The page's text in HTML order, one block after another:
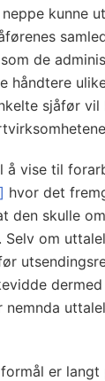
kunne
de
håndtere
sjåfør vil
å vise til
hvor det
den skulle
om
er langt